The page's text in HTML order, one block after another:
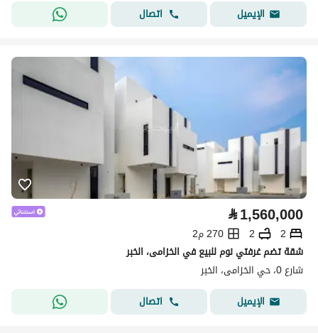
الإيميل
اتصال
⃁1,560,000
2
2
270 م2
شقة تضم غرفتي نوم للبيع في الخزامى، الخبر
شارع 0، حي الخزامى، الخبر
الإيميل
اتصال